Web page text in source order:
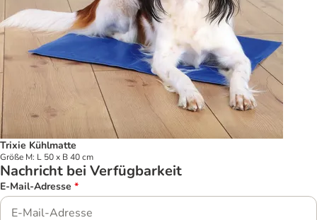
Trixie Kühlmatte
Größe M: L 50 x B 40 cm
Nachricht bei Verfügbarkeit
E-Mail-Adresse *